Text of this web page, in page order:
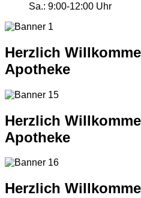
Sa.: 9:00-12:00 Uhr
Herzlich
Apotheke
Herzlich
Apotheke
Herzlich